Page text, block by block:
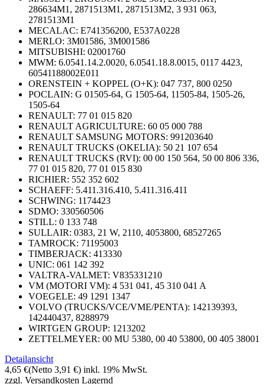
286634M1, 2871513M1, 2871513M2, 3 931 063,
2781513M1
MECALAC: E741356200, E537A0228
MERLO: 3M01586, 3M001586
MITSUBISHI: 02001760
MWM: 6.0541.14.2.0020, 6.0541.18.8.0015, 0117 4423,
60541188002E011
ORENSTEIN + KOPPEL (O+K): 047 737, 800 0250
POCLAIN: G 01505-64, G 1505-64, 11505-84, 1505-26,
1505-64
RENAULT: 77 01 015 820
RENAULT AGRICULTURE: 60 05 000 788
RENAULT SAMSUNG MOTORS: 991203640
RENAULT TRUCKS (OKELIA): 50 21 107 654
RENAULT TRUCKS (RVI): 00 00 150 564, 50 00 806 336,
77 01 015 820, 77 01 015 830
RICHIER: 552 352 602
SCHAEFF: 5.411.316.410, 5.411.316.411
SCHWING: 1174423
SDMO: 330560506
STILL: 0 133 748
SULLAIR: 0383, 21 W, 2110, 4053800, 68527265
TAMROCK: 71195003
TIMBERJACK: 413330
UNIC: 061 142 392
VALTRA-VALMET: V835331210
VM (MOTORI VM): 4 531 041, 45 310 041 A
VOEGELE: 49 1291 1347
VOLVO (TRUCKS/VCE/VME/PENTA): 142139393,
142440437, 8288979
WIRTGEN GROUP: 1213202
ZETTELMEYER: 00 MU 5380, 00 40 53800, 00 405 38001
Detailansicht
4,65 €(Netto 3,91 €) inkl. 19% MwSt.
zzgl. Versandkosten Lagernd